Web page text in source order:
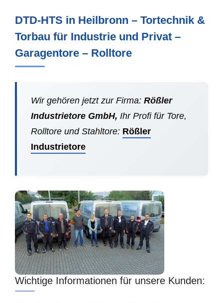
DTD-HTS in Heilbronn – Tortechnik &
Torbau für Industrie und Privat –
Garagentore – Rolltore
Wir gehören jetzt zur Firma: Rößler
Industrietore GmbH, Ihr Profi für Tore,
Rolltore und Stahltore: Rößler
Industrietore
Wichtige Informationen für unsere Kunden: